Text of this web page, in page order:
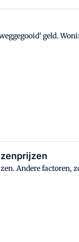
geld.
Andere factoren,